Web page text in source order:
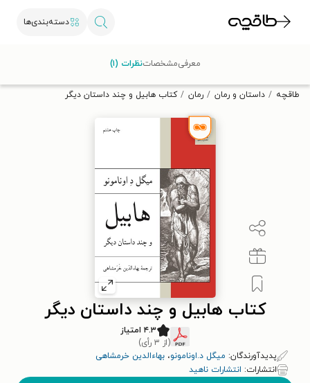
دسته‌بندی‌ها
تخفیف از طاقچه دریافت کن.
طاقچه داستان و رمان رمان کتاب هابیل و چند داستان دیگر
کتاب هابیل و چند داستان دیگر
۴.۳ امتیاز
(از ۳ رأی)
پدیدآورندگان: میگل د.اونامونو، بهاءالدین خرمشاهی
انتشارات: انتشارات ناهید
معرفیمشخصاتنظرات (۱)